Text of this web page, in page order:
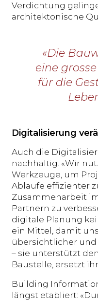
Verdichtung
architektonische
«Die
eine
für die
Digitalisierung
Auch die
nachhaltig. «Wir
Werkzeuge, um
Abläufe effizienter
Zusammenarbeit
Partnern zu
digitale Planung
ein Mittel, damit
übersichtlicher
– sie unterstützt
Baustelle, ersetzt
Building
längst etabliert: